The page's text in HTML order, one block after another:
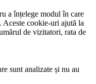
a înțelege modul în care
cookie-uri ajută la
de vizitatori, rata de
sunt analizate și nu au